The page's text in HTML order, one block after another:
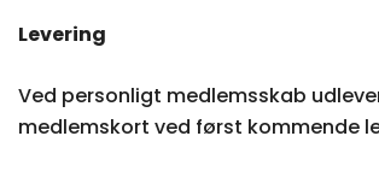
Levering
Ved personligt medlemsskab
medlemskort ved først kommende